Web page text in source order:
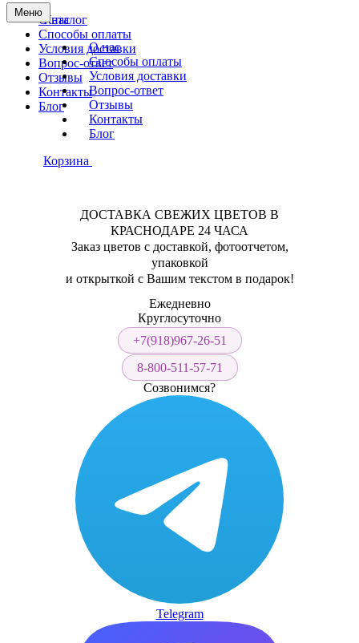
Меню
О нас
Способы оплаты
Условия доставки
Вопрос-ответ
Отзывы
Контакты
Блог
Каталог
О нас
Способы оплаты
Условия доставки
Вопрос-ответ
Отзывы
Контакты
Блог
Корзина
ДОСТАВКА СВЕЖИХ ЦВЕТОВ В
КРАСНОДАРЕ 24 ЧАСА
Заказ цветов с доставкой, фотоотчетом,
упаковкой
и открыткой с Вашим текстом в подарок!
Ежедневно
Круглосуточно
+7(918)967-26-51
8-800-511-57-71
Созвонимся?
Telegram